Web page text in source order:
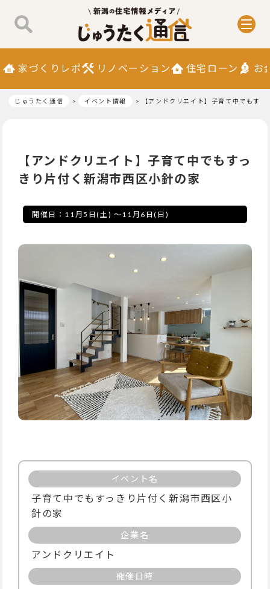
家づくりレポ リノベーション 住宅ローン お
じゅうたく通信 イベント情報 【アンドクリエイト】子育て中でもす
【アンドクリエイト】子育て中でもすっ
きり片付く新潟市西区小針の家
開催日： 11月5日(土) ～11月6日(日)
イベント名
子育て中でもすっきり片付く新潟市西区小
針の家
企業名
アンドクリエイト
開催日時